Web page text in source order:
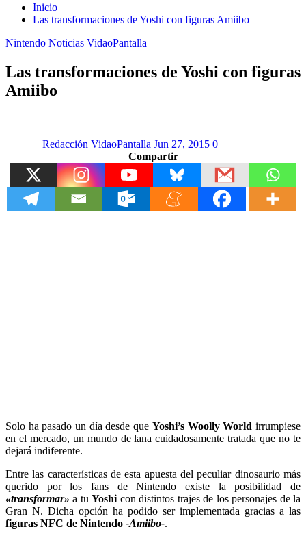
Inicio
Las transformaciones de Yoshi con figuras Amiibo
Nintendo Noticias VidaoPantalla
Las transformaciones de Yoshi con figuras
Amiibo
Redacción VidaoPantalla Jun 27, 2015 0
Compartir
Solo ha pasado un día desde que Yoshi’s Woolly World irrumpiese
en el mercado, un mundo de lana cuidadosamente tratada que no te
dejará indiferente.
Entre las características de esta apuesta del peculiar dinosaurio más
querido por los fans de Nintendo existe la posibilidad de
«transformar» a tuYoshi con distintos trajes de los personajes de la
Gran N. Dicha opción ha podido ser implementada gracias a las
figuras NFC de Nintendo -Amiibo-.